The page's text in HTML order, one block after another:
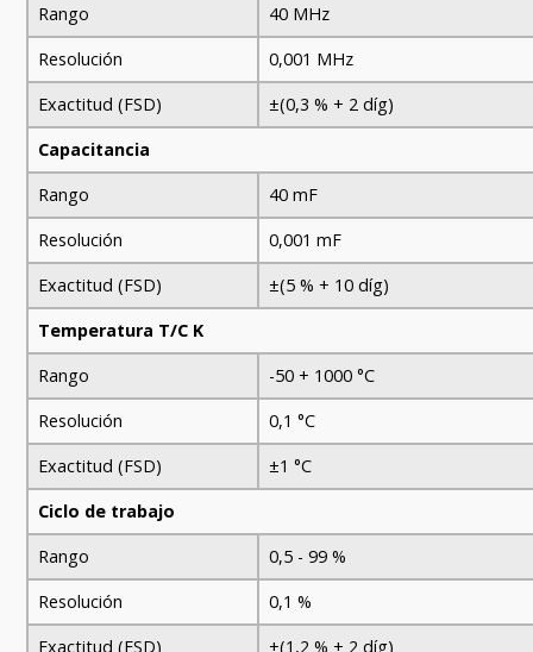
Rango
40 MHz
Resolución
0,001 MHz
Exactitud (FSD)
±(0,3 % + 2 díg)
Capacitancia
Rango
40 mF
Resolución
0,001 mF
Exactitud (FSD)
±(5 % + 10 díg)
Temperatura T/C K
Rango
-50 + 1000 °C
Resolución
0,1 °C
Exactitud (FSD)
±1 °C
Ciclo de trabajo
Rango
0,5 - 99 %
Resolución
0,1 %
Exactitud (FSD)
±(1,2 % + 2 díg)